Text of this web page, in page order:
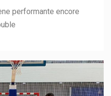
performante encore